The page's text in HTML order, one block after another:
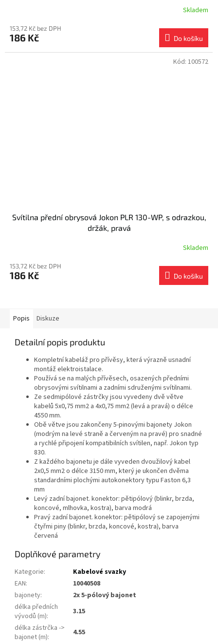
Skladem
153,72 Kč bez DPH
186 Kč Do košíku
Svítilna přední obrysová Jokon PLR 130-WP, s odrazkou,
držák, pravá
Skladem
153,72 Kč bez DPH
186 Kč Do košíku
Kód: 100572
Popis Diskuze
Detailní popis produktu
Kompletní kabeláž pro přívěsy, která výrazně usnadní
montáž elektroistalace.
Používá se na malých přívěsech, osazených předními
obrysovými svítilnami a zadními sdruženými svítilnami.
Ze sedmipólové zástrčky jsou vyvedeny dvě větve
kabelů 5x0,75 mm2 a 4x0,75 mm2 (levá a pravá) o délce
4550 mm.
Obě větve jsou zakončeny 5-pinovými bajonety Jokon
(modrým na levé straně a červeným na pravé) pro snadné
a rychlé připojení kompatibilních svítilen, např. Jokon typ
830.
Z každého bajonetu je dále vyveden dvoužilový kabel
2x0,5 mm2 o délce 3150 mm, který je ukončen dvěma
standardními plochými autokonektory typu Faston 6,3
mm
Levý zadní bajonet. konektor: pětipólový (blinkr, brzda,
koncové, mlhovka, kostra), barva modrá
Pravý zadní bajonet. konektor: pětipólový se zapojenými
čtyřmi piny (blinkr, brzda, koncové, kostra), barva
červená
Doplňkové parametry
Kategorie:
Kabelové svazky
EAN:
10040508
bajonety:
2x 5-pólový bajonet
délka předních
vývodů (m):
3.15
délka zástrčka ->
bajonet (m): 4.55